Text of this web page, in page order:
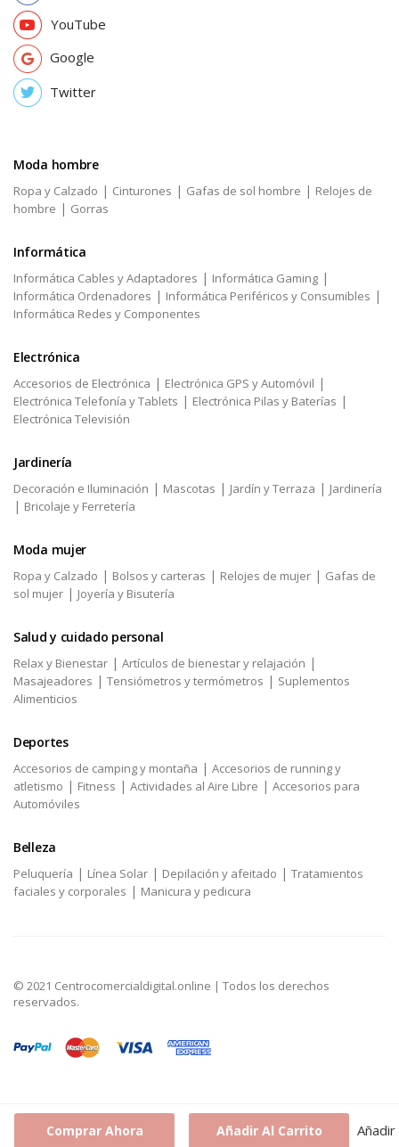
Comprar Ahora Añadir Al Carrito Añadir
YouTube
Google
Twitter
Moda hombre
Ropa y Calzado | Cinturones | Gafas de sol hombre | Relojes de
hombre | Gorras
Informática
Informática Cables y Adaptadores | Informática Gaming |
Informática Ordenadores | Informática Periféricos y Consumibles |
Informática Redes y Componentes
Electrónica
Accesorios de Electrónica | Electrónica GPS y Automóvil |
Electrónica Telefonía y Tablets | Electrónica Pilas y Baterías |
Electrónica Televisión
Jardinería
Decoración e Iluminación | Mascotas | Jardín y Terraza | Jardinería
| Bricolaje y Ferretería
Moda mujer
Ropa y Calzado | Bolsos y carteras | Relojes de mujer | Gafas de
sol mujer | Joyería y Bisutería
Salud y cuidado personal
Relax y Bienestar | Artículos de bienestar y relajación |
Masajeadores | Tensiómetros y termómetros | Suplementos
Alimenticios
Deportes
Accesorios de camping y montaña | Accesorios de running y
atletismo | Fitness | Actividades al Aire Libre | Accesorios para
Automóviles
Belleza
Peluquería | Línea Solar | Depilación y afeitado | Tratamientos
faciales y corporales | Manicura y pedicura
© 2021 Centrocomercialdigital.online | Todos los derechos
reservados.